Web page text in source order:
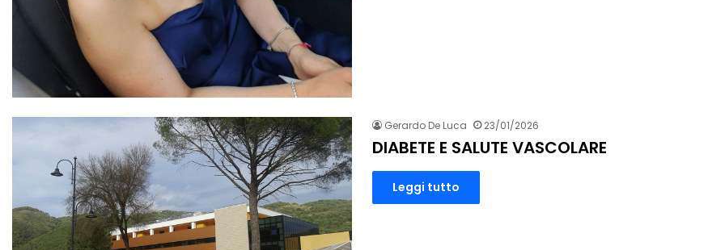
Gerardo De Luca 23/01/2026
DIABETE E SALUTE VASCOLARE
Leggi tutto